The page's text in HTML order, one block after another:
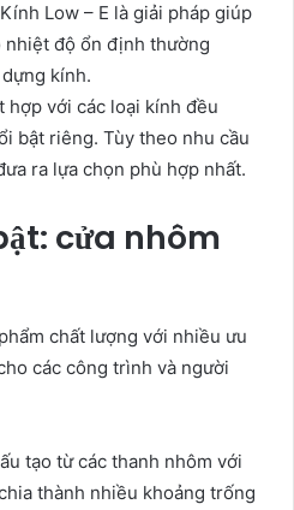
Low – E là giải pháp giúp
độ ổn định thường
kính.
hợp với các loại kính đều
bật riêng. Tùy theo nhu cầu
ra lựa chọn phù hợp nhất.
cửa nhôm
chất lượng với nhiều ưu
các công trình và người
tạo từ các thanh nhôm với
thành nhiều khoảng trống